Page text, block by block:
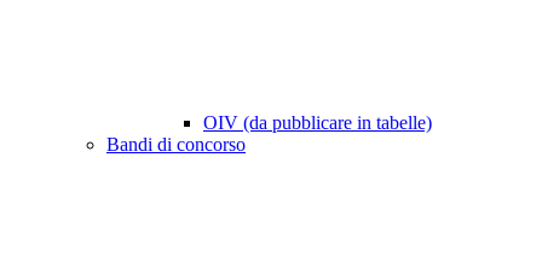
OIV (da pubblicare in tabelle)
Bandi di concorso